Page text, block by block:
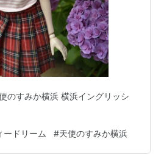
のすみか横浜 横浜イングリッシ
ードリーム #天使のすみか横浜